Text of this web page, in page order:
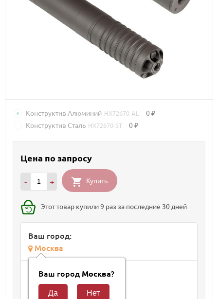
Конструктив Алюминий HX72670-AL 0
Конструктив Сталь HX72670-ST 0
Цена по запросу
- + Купить
Этот товар купили 9 раз за последние 30 дней
Ваш город:
Москва
Ваш город Москва?
Способ доставки
Курьер 10 августа 2026 400